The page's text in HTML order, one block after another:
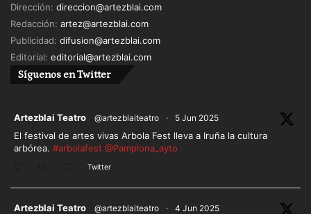
Dirección: direccion@artezblai.com
Redacción: artez@artezblai.com
Publicidad: difusion@artezblai.com
Editorial: editorial@artezblai.com
Síguenos en Twitter
Artezblai Teatro @artezblaiteatro · 5 Jun 2025
El festival de artes vivas Arbola Fest lleva a Iruña la cultura
arbórea. #arbolafest @Pamplona_ayto
Twitter
Artezblai Teatro @artezblaiteatro · 4 Jun 2025